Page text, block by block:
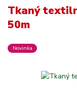
Tkaný
50m
Novinka